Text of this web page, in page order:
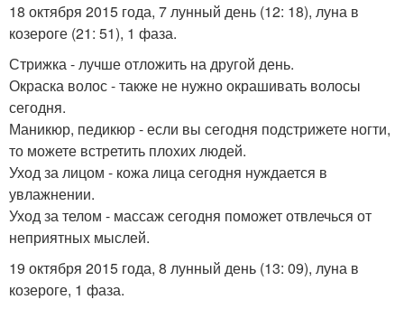
18 октября 2015 года, 7 лунный день (12: 18), луна в
козероге (21: 51), 1 фаза.
Стрижка - лучше отложить на другой день.
Окраска волос - также не нужно окрашивать волосы
сегодня.
Маникюр, педикюр - если вы сегодня подстрижете ногти,
то можете встретить плохих людей.
Уход за лицом - кожа лица сегодня нуждается в
увлажнении.
Уход за телом - массаж сегодня поможет отвлечься от
неприятных мыслей.
19 октября 2015 года, 8 лунный день (13: 09), луна в
козероге, 1 фаза.